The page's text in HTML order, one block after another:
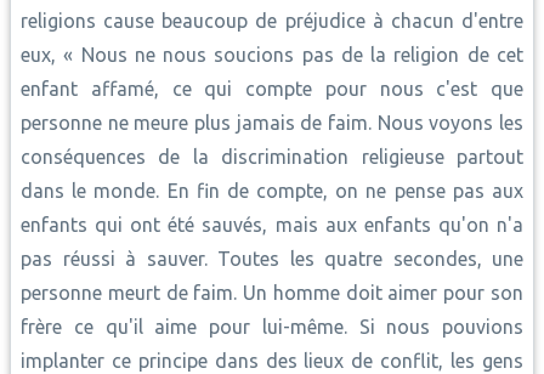
religions cause beaucoup de préjudice à chacun d'entre
eux, « Nous ne nous soucions pas de la religion de cet
enfant affamé, ce qui compte pour nous c'est que
personne ne meure plus jamais de faim. Nous voyons les
conséquences de la discrimination religieuse partout
dans le monde. En fin de compte, on ne pense pas aux
enfants qui ont été sauvés, mais aux enfants qu'on n'a
pas réussi à sauver. Toutes les quatre secondes, une
personne meurt de faim. Un homme doit aimer pour son
frère ce qu'il aime pour lui-même. Si nous pouvions
implanter ce principe dans des lieux de conflit, les gens